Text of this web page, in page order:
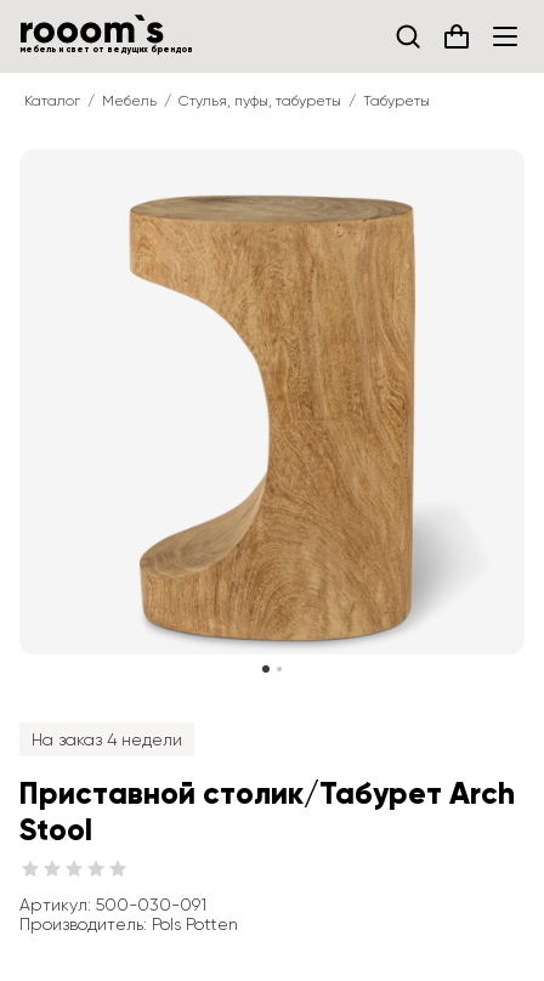
мебель и свет от ведущих брендов
Каталог Мебель Стулья, пуфы, табуреты Табуреты
На заказ 4 недели
Приставной столик/Табурет Arch
Stool
Артикул: 500-030-091
Производитель: Pols Potten